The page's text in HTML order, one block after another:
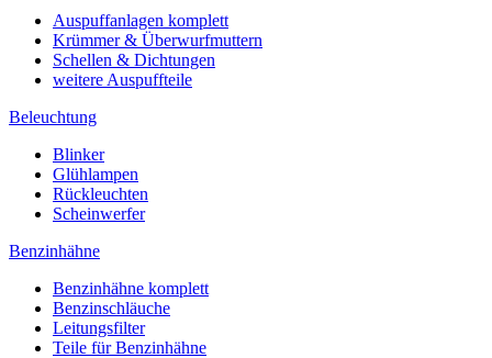
Auspuffanlagen komplett
Krümmer & Überwurfmuttern
Schellen & Dichtungen
weitere Auspuffteile
Beleuchtung
Blinker
Glühlampen
Rückleuchten
Scheinwerfer
Benzinhähne
Benzinhähne komplett
Benzinschläuche
Leitungsfilter
Teile für Benzinhähne